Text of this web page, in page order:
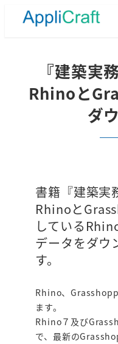
『建築実
Rhinoと
ダ
書籍『建築実
Rhinoと
している
データをダウ
す。
Rhino、
ます。
Rhino７及び
で、最新の